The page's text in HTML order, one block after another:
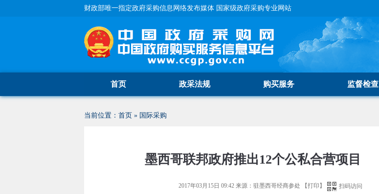
财政部唯一指定政府采购信息网络发布媒体 国家级政府采购专业网站
首页 政采法规 购买服务 监督检查
当前位置： 首页 » 国际采购
墨西哥联邦政府推出12个公私合营项目
2017年03月15日 09:42来源： 驻墨西哥经商参处 【打印 】 扫码访问